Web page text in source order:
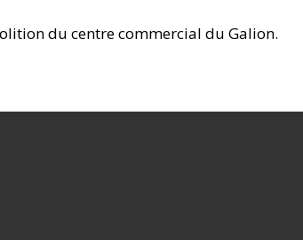
du centre commercial du Galion.